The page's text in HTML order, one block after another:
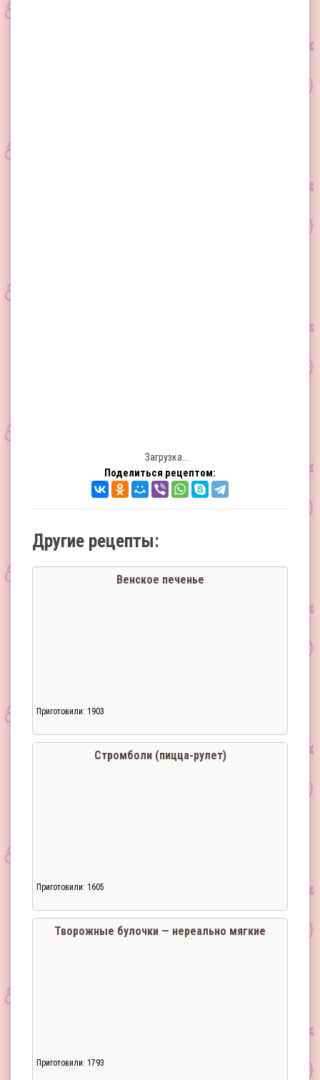
Загрузка...
Поделиться рецептом:
Другие рецепты:
Венское печенье
Приготовили: 1903
Стромболи (пицца-рулет)
Приготовили: 1605
Творожные булочки — нереально мягкие
Приготовили: 1793